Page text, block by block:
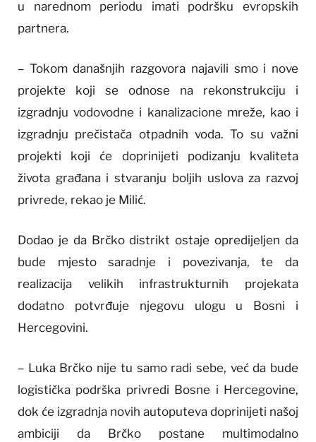
u narednom periodu imati podršku evropskih
partnera.
– Tokom današnjih razgovora najavili smo i nove
projekte koji se odnose na rekonstrukciju i
izgradnju vodovodne i kanalizacione mreže, kao i
izgradnju prečistača otpadnih voda. To su važni
projekti koji će doprinijeti podizanju kvaliteta
života građana i stvaranju boljih uslova za razvoj
privrede, rekao je Milić.
Dodao je da Brčko distrikt ostaje opredijeljen da
bude mjesto saradnje i povezivanja, te da
realizacija velikih infrastrukturnih projekata
dodatno potvrđuje njegovu ulogu u Bosni i
Hercegovini.
– Luka Brčko nije tu samo radi sebe, već da bude
logistička podrška privredi Bosne i Hercegovine,
dok će izgradnja novih autoputeva doprinijeti našoj
ambiciji da Brčko postane multimodalno